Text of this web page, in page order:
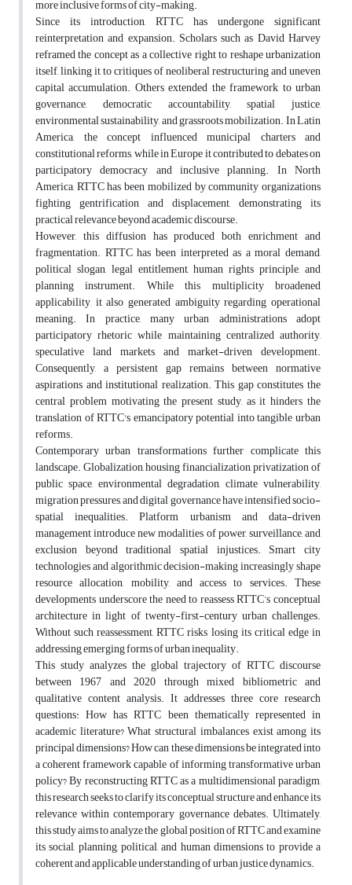
more inclusive forms of city-making.
Since its introduction, RTTC has undergone significant
reinterpretation and expansion. Scholars such as David Harvey
reframed the concept as a collective right to reshape urbanization
itself, linking it to critiques of neoliberal restructuring and uneven
capital accumulation. Others extended the framework to urban
governance, democratic accountability, spatial justice,
environmental sustainability, and grassroots mobilization. In Latin
America, the concept influenced municipal charters and
constitutional reforms, while in Europe it contributed to debates on
participatory democracy and inclusive planning. In North
America, RTTC has been mobilized by community organizations
fighting gentrification and displacement, demonstrating its
practical relevance beyond academic discourse.
However, this diffusion has produced both enrichment and
fragmentation. RTTC has been interpreted as a moral demand,
political slogan, legal entitlement, human rights principle, and
planning instrument. While this multiplicity broadened
applicability, it also generated ambiguity regarding operational
meaning. In practice, many urban administrations adopt
participatory rhetoric while maintaining centralized authority,
speculative land markets, and market-driven development.
Consequently, a persistent gap remains between normative
aspirations and institutional realization. This gap constitutes the
central problem motivating the present study, as it hinders the
translation of RTTC's emancipatory potential into tangible urban
reforms.
Contemporary urban transformations further complicate this
landscape. Globalization, housing financialization, privatization of
public space, environmental degradation, climate vulnerability,
migration pressures, and digital governance have intensified socio-
spatial inequalities. Platform urbanism and data-driven
management introduce new modalities of power, surveillance, and
exclusion beyond traditional spatial injustices. Smart city
technologies and algorithmic decision-making increasingly shape
resource allocation, mobility, and access to services. These
developments underscore the need to reassess RTTC’s conceptual
architecture in light of twenty-first-century urban challenges.
Without such reassessment, RTTC risks losing its critical edge in
addressing emerging forms of urban inequality.
This study analyzes the global trajectory of RTTC discourse
between 1967 and 2020 through mixed bibliometric and
qualitative content analysis. It addresses three core research
questions: How has RTTC been thematically represented in
academic literature? What structural imbalances exist among its
principal dimensions? How can these dimensions be integrated into
a coherent framework capable of informing transformative urban
policy? By reconstructing RTTC as a multidimensional paradigm,
this research seeks to clarify its conceptual structure and enhance its
relevance within contemporary governance debates. Ultimately,
this study aims to analyze the global position of RTTC and examine
its social, planning, political, and human dimensions to provide a
coherent and applicable understanding of urban justice dynamics.